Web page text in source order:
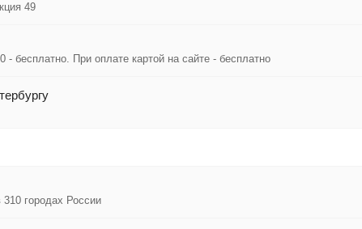
49
- бесплатно. При оплате картой на сайте - бесплатно
городах России